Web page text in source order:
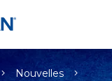
Nouvelles